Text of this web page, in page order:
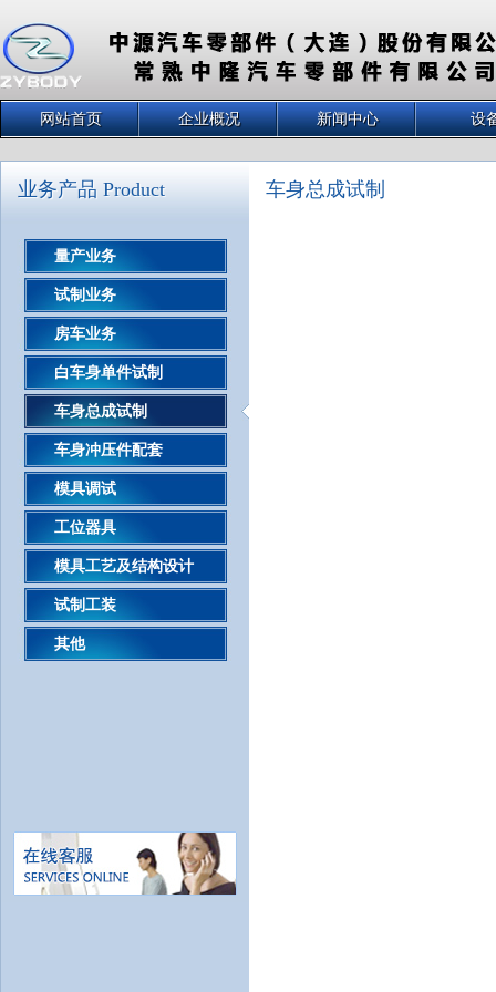
网站首页 企业概况 新闻中心 设
业务产品 Product
量产业务
试制业务
房车业务
白车身单件试制
车身总成试制
车身冲压件配套
模具调试
工位器具
模具工艺及结构设计
试制工装
其他
车身总成试制